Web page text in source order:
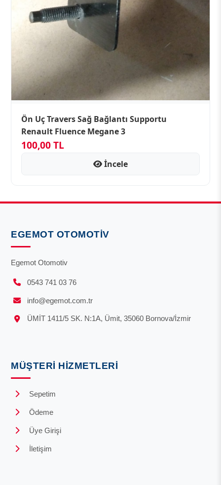
Ön Uç Travers Sağ Bağlantı Supportu
Renault Fluence Megane 3
100,00 TL
İncele
EGEMOT OTOMOTIV
Egemot Otomotiv
0543 741 03 76
info@egemot.com.tr
ÜMİT 1411/5 SK. N:1A, Ümit, 35060 Bornova/İzmir
MÜŞTERI HIZMETLERI
Sepetim
Ödeme
Üye Girişi
İletişim